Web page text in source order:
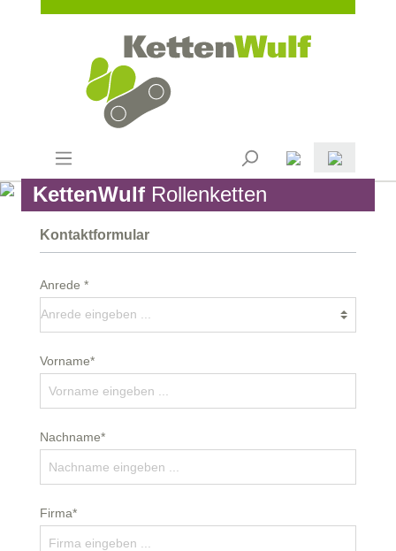
KettenWulfRollenketten
Kontaktformular
Anrede *
Vorname*
Nachname*
Firma*